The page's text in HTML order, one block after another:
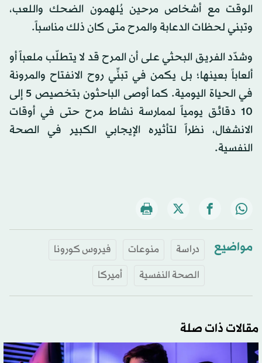
الوقت مع أشخاص مرحين يُلهمون الضحك واللعب،
وتبني لحظات الدعابة والمرح متى كان ذلك مناسباً.
وشدّد الفريق البحثي على أن المرح قد لا يتطلّب ملعباً أو
ألعاباً بعينها؛ بل يكمن في تبنِّي روح الانفتاح والمرونة
في الحياة اليومية. كما أوصى الباحثون بتخصيص 5 إلى
10 دقائق يومياً لممارسة نشاط مرح حتى في أوقات
الانشغال، نظراً لتأثيره الإيجابي الكبير في الصحة
النفسية.
مواضيع دراسة منوعات
فيروس كورونا
الصحة النفسية
أميركا
مقالات ذات صلة